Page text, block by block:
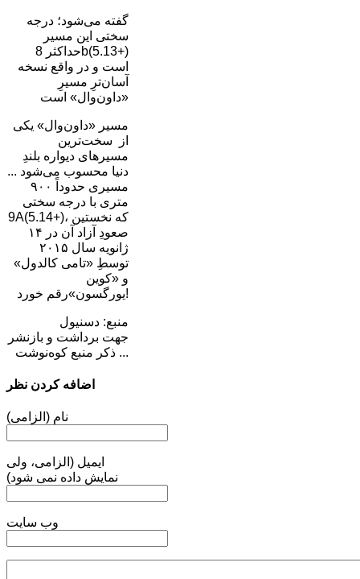
گفته می‌شود؛ درجه
سختی این مسیر
حداکثر 8b(5.13+)
است و در واقع نسخه
آسان‌ترِ مسیرِ
«داون‌وال» است
مسیر «داون‌وال» یکی
از سخت‌ترین
مسیرهای دیواره بلندِ
دنیا محسوب می‌شود ...
مسیری حدوداً ۹۰۰
متری با درجه سختی
9A(5.14+)، که نخستین
صعودِ آزاد آن در ۱۴
ژانویه سال ۲۰۱۵
توسطِ «تامی کالدول»
و «کوین
یورگسون»رقم خورد!
منبع: دسنیول
جهت برداشت و بازنشر
... ذکر منبع کوه‌نوشت
اضافه کردن نظر
نام (الزامی)
ایمیل (الزامی، ولی
نمایش داده نمی شود)
وب سایت